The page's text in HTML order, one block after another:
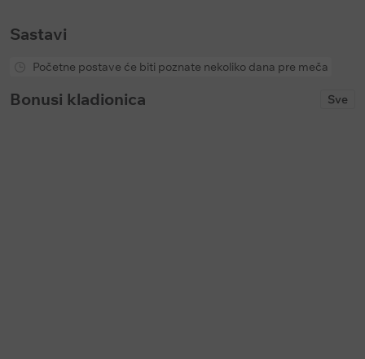
Sastavi
Početne postave će biti poznate nekoliko dana pre meča
Bonusi kladionica Sve